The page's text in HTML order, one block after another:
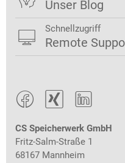
  
CS Speicherwerk GmbH
Fritz-Salm-Straße 1
68167 Mannheim
Unser Blog
 Schnellzugriff
Remote